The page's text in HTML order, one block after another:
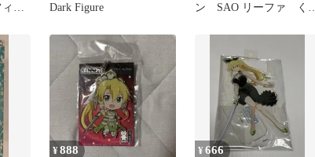
ギ
Dark Figure
ン SAO リーファ くる
¥888 ¥666